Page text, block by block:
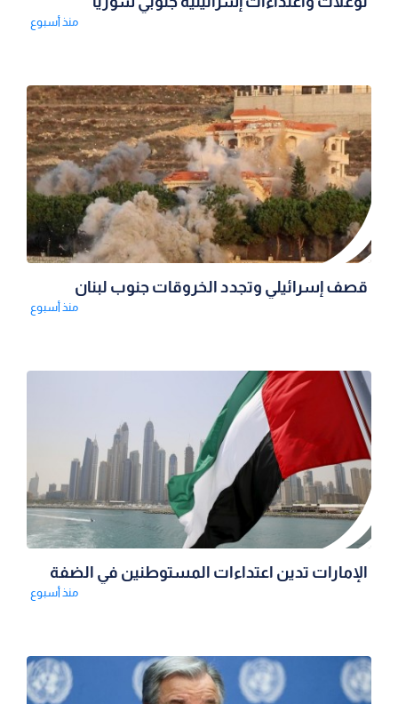
منذ أسبوع
قصف إسرائيلي وتجدد الخروقات جنوب لبنان
منذ أسبوع
الإمارات تدين اعتداءات المستوطنين في الضفة
منذ أسبوع